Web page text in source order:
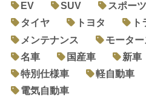
EV SUV スポー
タイヤ
トヨタ
メンテナンス
モータ
名車
国産車 新車
特別仕様車
軽自動車
電気自動車